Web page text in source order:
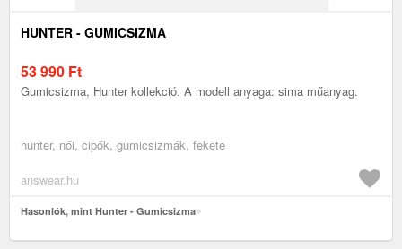
HUNTER - GUMICSIZMA
53 990 Ft
Gumicsizma, Hunter kollekció. A modell anyaga: sima műanyag.
hunter, női, cipők, gumicsizmák, fekete
answear.hu
Hasonlók, mint Hunter - Gumicsizma